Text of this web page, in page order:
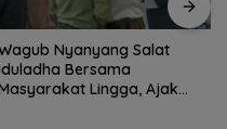
Peringati HPN 2026,
Komunitas Jurnalis Kepri
Gelar Syukuran hingga